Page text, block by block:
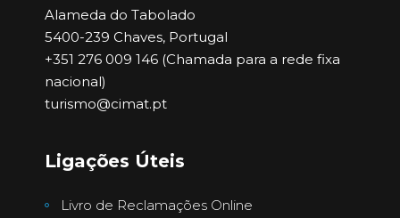
Alameda do Tabolado
5400-239 Chaves, Portugal
+351 276 009 146 (Chamada para a rede fixa
nacional)
turismo@cimat.pt
Ligações Úteis
Livro de Reclamações Online